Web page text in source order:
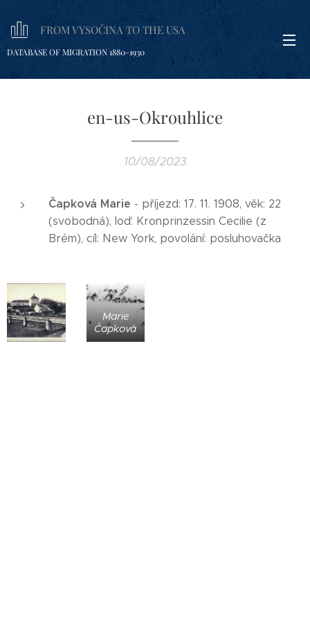
FROM VYSOČINA TO THE USA
DATABASE OF MIGRATION 1880-1930
en-us-Okrouhlice
10/08/2023
Čapková Marie - příjezd: 17. 11. 1908, věk: 22
(svobodná), loď: Kronprinzessin Cecilie (z
Brém), cíl: New York, povolání: posluhovačka
Marie
Čapková